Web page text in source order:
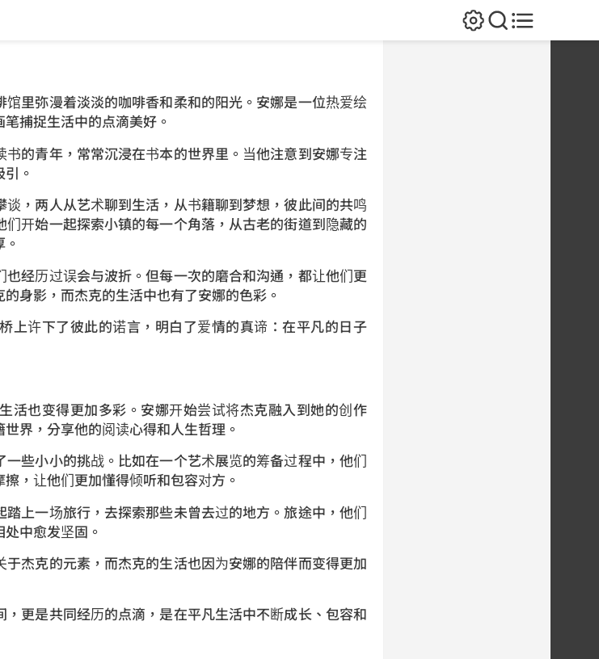
里弥漫着淡淡的咖啡香和柔和的阳光。安娜是一位热爱绘
捕捉生活中的点滴美好。
的青年，常常沉浸在书本的世界里。当他注意到安娜专注
。
，两人从艺术聊到生活，从书籍聊到梦想，彼此间的共鸣
开始一起探索小镇的每一个角落，从古老的街道到隐藏的
经历过误会与波折。但每一次的磨合和沟通，都让他们更
身影，而杰克的生活中也有了安娜的色彩。
上许下了彼此的诺言，明白了爱情的真谛：在平凡的日子
活也变得更加多彩。安娜开始尝试将杰克融入到她的创作
界，分享他的阅读心得和人生哲理。
些小小的挑战。比如在一个艺术展览的筹备过程中，他们
，让他们更加懂得倾听和包容对方。
上一场旅行，去探索那些未曾去过的地方。旅途中，他们
中愈发坚固。
杰克的元素，而杰克的生活也因为安娜的陪伴而变得更加
更是共同经历的点滴，是在平凡生活中不断成长、包容和